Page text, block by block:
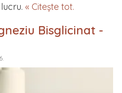
« Citește tot.
Bisglicinat -